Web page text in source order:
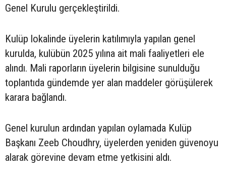
Genel Kurulu gerçekleştirildi.
Kulüp lokalinde üyelerin katılımıyla yapılan genel
kurulda, kulübün 2025 yılına ait mali faaliyetleri ele
alındı. Mali raporların üyelerin bilgisine sunulduğu
toplantıda gündemde yer alan maddeler görüşülerek
karara bağlandı.
Genel kurulun ardından yapılan oylamada Kulüp
Başkanı Zeeb Choudhry, üyelerden yeniden güvenoyu
alarak görevine devam etme yetkisini aldı.